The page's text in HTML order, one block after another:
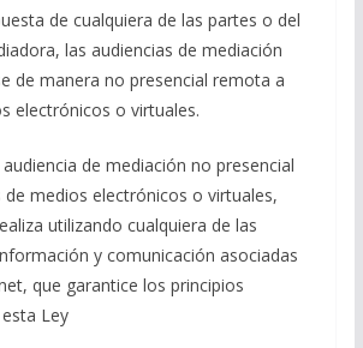
de cualquiera de las partes o del
las audiencias de mediación
de manera no presencial remota a
electrónicos o virtuales.
de mediación no presencial
medios electrónicos o virtuales,
utilizando cualquiera de las
y comunicación asociadas
que garantice los principios
Ley